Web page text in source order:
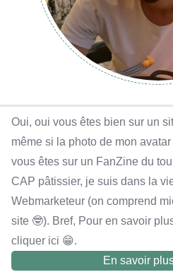
Oui, oui vous êtes bien sur un
même si la photo de mon
vous êtes sur un FanZine du
CAP pâtissier, je suis dans la
Webmarketeur (on comprend
site 🤓). Bref, Pour en savoir
cliquer ici 😁.
En savoir